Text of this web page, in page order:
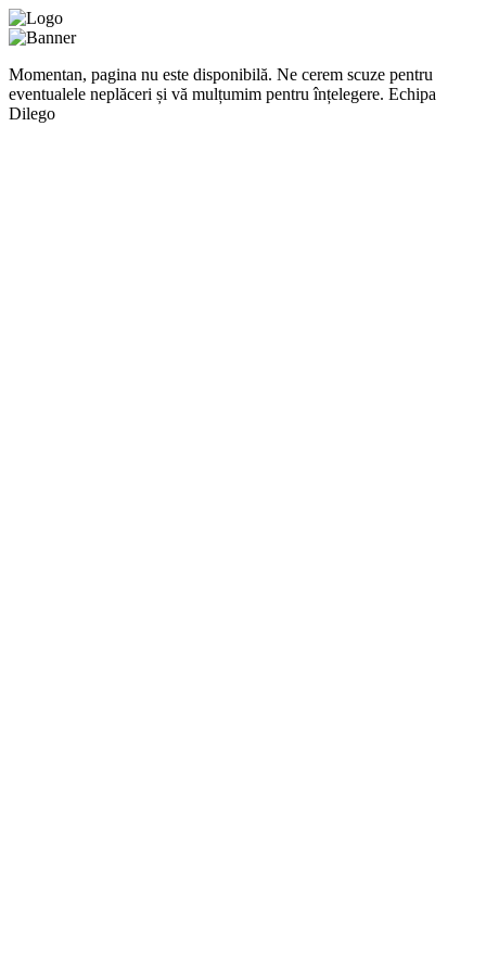
Momentan, pagina nu este disponibilă. Ne cerem scuze pentru
eventualele neplăceri și vă mulțumim pentru înțelegere. Echipa
Dilego